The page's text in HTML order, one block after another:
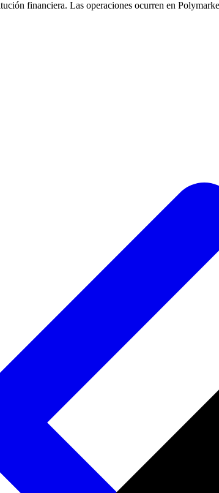
financiera. Las operaciones ocurren en